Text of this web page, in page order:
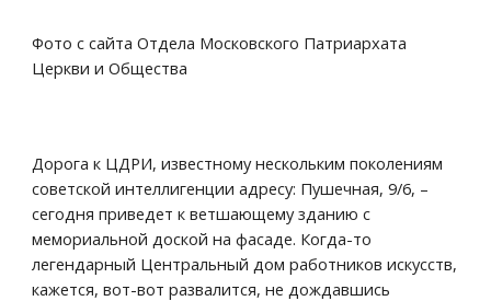
Фото с сайта Отдела Московского Патриархата
Церкви и Общества
Дорога к ЦДРИ, известному нескольким поколениям
советской интеллигенции адресу: Пушечная, 9/6, –
сегодня приведет к ветшающему зданию с
мемориальной доской на фасаде. Когда-то
легендарный Центральный дом работников искусств,
кажется, вот-вот развалится, не дождавшись